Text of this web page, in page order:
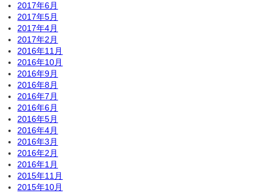
2017年6月
2017年5月
2017年4月
2017年2月
2016年11月
2016年10月
2016年9月
2016年8月
2016年7月
2016年6月
2016年5月
2016年4月
2016年3月
2016年2月
2016年1月
2015年11月
2015年10月